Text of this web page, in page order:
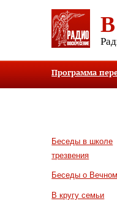
Программа
Беседы в школе
трезвения
Беседы о Вечном
В кругу семьи